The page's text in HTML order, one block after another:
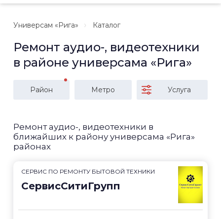
Универсам «Рига» Каталог
Ремонт аудио-, видеотехники
в районе универсама «Рига»
Район Метро Услуга
Ремонт аудио-, видеотехники в
ближайших к району универсама «Рига»
районах
СЕРВИС ПО РЕМОНТУ БЫТОВОЙ ТЕХНИКИ
СервисСитиГрупп